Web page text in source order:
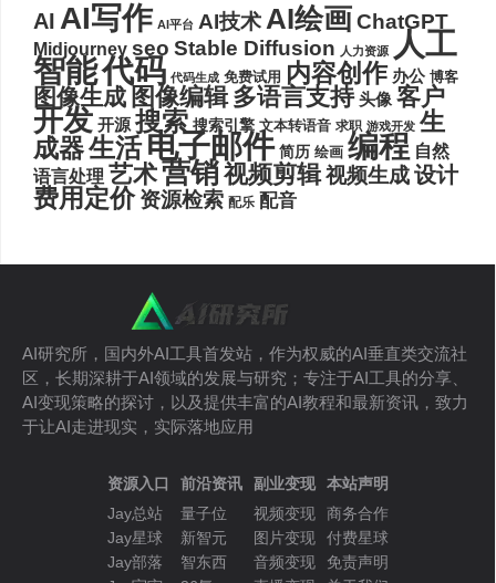
AI AI写作 AI平台 AI技术AI绘画ChatGPT
Midjourney seo Stable Diffusion 人力资源 人工
智能代码 代码生成 免费试用 内容创作 办公 博客
图像生成 图像编辑 多语言支持 头像 客户
开发 开源 搜索 搜索引擎 文本转语音 求职 游戏开发 生
成器生活电子邮件 简历 绘画 编程 自然
语言处理 艺术营销视频剪辑视频生成设计
费用定价 资源检索 配乐 配音
AI研究所，国内外AI工具首发站，作为权威的AI垂直类交流社
区，长期深耕于AI领域的发展与研究；专注于AI工具的分享、
AI变现策略的探讨，以及提供丰富的AI教程和最新资讯，致力
于让AI走进现实，实际落地应用
资源入口
Jay总站
Jay星球
Jay部落
前沿资讯
量子位
新智元
智东西
副业变现
视频变现
图片变现
音频变现
本站声明
商务合作
付费星球
免责声明